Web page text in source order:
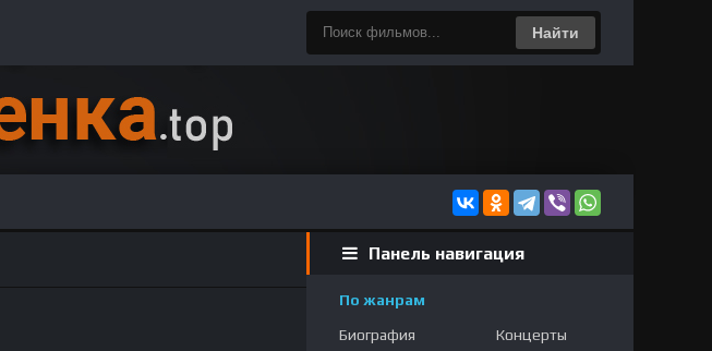
Найти
Панель навигация
По жанрам
Биография
Концерты